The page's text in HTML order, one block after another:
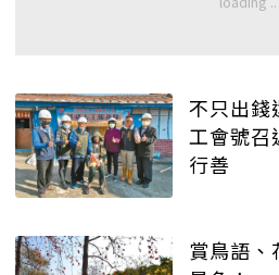
不只出錢
工會號召
行善
賞鳥語、